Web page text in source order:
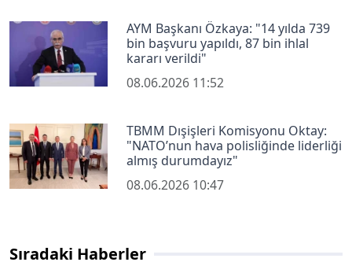
AYM Başkanı Özkaya: "14 yılda 739
bin başvuru yapıldı, 87 bin ihlal
kararı verildi"
08.06.2026 11:52
TBMM Dışişleri Komisyonu Oktay:
"NATO’nun hava polisliğinde liderliği
almış durumdayız"
08.06.2026 10:47
Sıradaki Haberler